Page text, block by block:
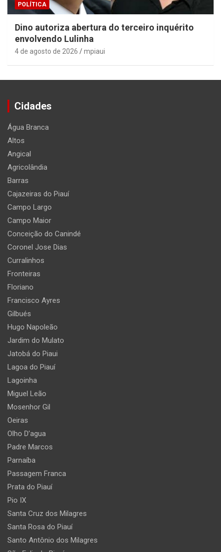
POLÍTICA
Dino autoriza abertura do terceiro inquérito
envolvendo Lulinha
4 de agosto de 2026 mpiaui
Cidades
Água Branca
Altos
Angical
Agricolândia
Barras
Cajazeiras do Piauí
Campo Largo
Campo Maior
Conceição do Canindé
Coronel Jose Dias
Curralinhos
Fronteiras
Floriano
Francisco Ayres
Gilbués
Hugo Napoleão
Jardim do Mulato
Jatobá do Piaui
Lagoa do Piauí
Lagoinha
Miguel Leão
Mosenhor Gil
Oeiras
Olho D’agua
Padre Marcos
Parnaíba
Passagem Franca
Prata do Piauí
Pio IX
Santa Cruz dos Milagres
Santa Rosa do Piauí
Santo Antônio dos Milagres